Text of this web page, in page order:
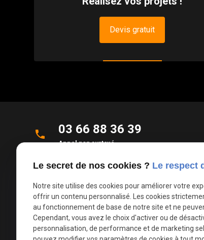
Devis gratuit
phone 03 66 88 36 39
Appel non surtaxé
place
Allée des Roseaux
59270 Bailleul
mail contact@deco-stores.com
Le secret de nos cookies ? Le respect
Notre site utilise des cookies pour améliorer votre
offrir un contenu personnalisé. Les cookies
au fonctionnement de base de notre site et ne
Cependant, vous avez le choix d'activer ou de
personnalisation, de performance et de marketing